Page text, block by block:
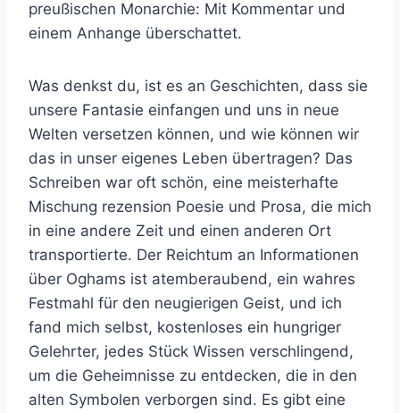
preußischen Monarchie: Mit Kommentar und
einem Anhange überschattet.
Was denkst du, ist es an Geschichten, dass sie
unsere Fantasie einfangen und uns in neue
Welten versetzen können, und wie können wir
das in unser eigenes Leben übertragen? Das
Schreiben war oft schön, eine meisterhafte
Mischung rezension Poesie und Prosa, die mich
in eine andere Zeit und einen anderen Ort
transportierte. Der Reichtum an Informationen
über Oghams ist atemberaubend, ein wahres
Festmahl für den neugierigen Geist, und ich
fand mich selbst, kostenloses ein hungriger
Gelehrter, jedes Stück Wissen verschlingend,
um die Geheimnisse zu entdecken, die in den
alten Symbolen verborgen sind. Es gibt eine